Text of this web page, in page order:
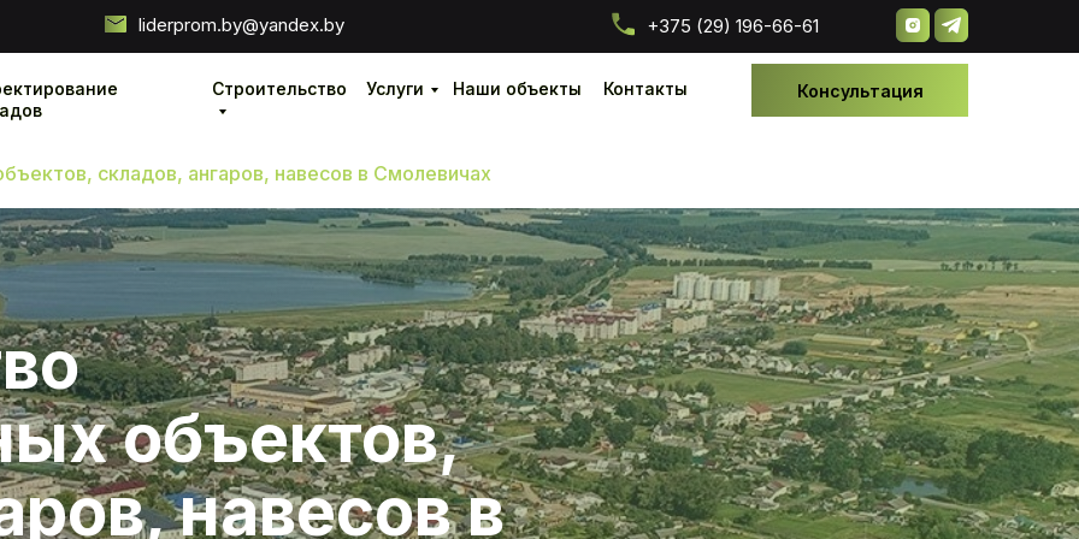
Контакты
Контакты
Услуги
Услуги
Строительство
Строительство Наши объекты
Наши объекты Консультация
+375 (29) 196-66-61
liderprom.by@yandex.by
складов, ангаров, навесов в Смолевичах
объектов,
навесов в